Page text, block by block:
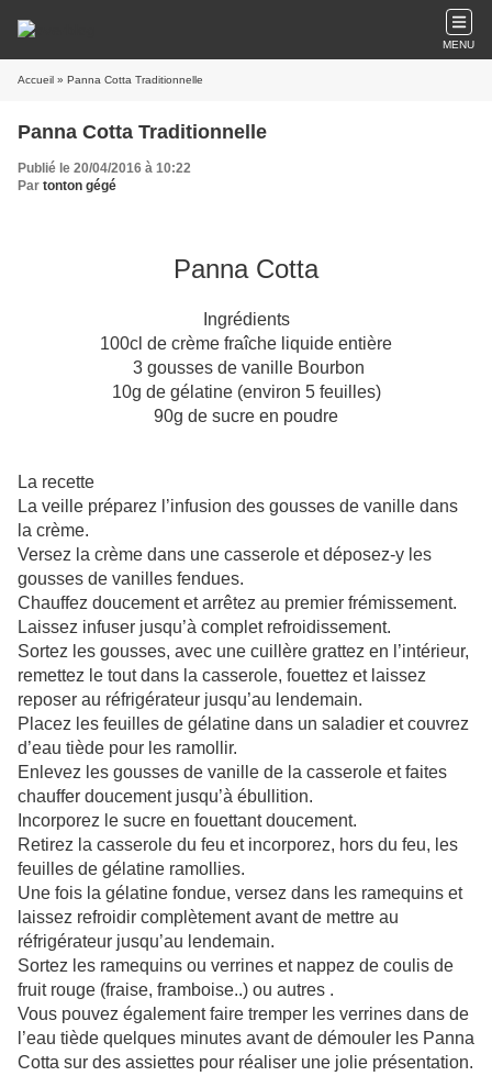
MENU
Accueil » Panna Cotta Traditionnelle
Panna Cotta Traditionnelle
Publié le 20/04/2016 à 10:22
Par tonton gégé
Panna Cotta
Ingrédients
100cl de crème fraîche liquide entière
3 gousses de vanille Bourbon
10g de gélatine (environ 5 feuilles)
90g de sucre en poudre
La recette
La veille préparez l’infusion des gousses de vanille dans
la crème.
Versez la crème dans une casserole et déposez-y les
gousses de vanilles fendues.
Chauffez doucement et arrêtez au premier frémissement.
Laissez infuser jusqu’à complet refroidissement.
Sortez les gousses, avec une cuillère grattez en l’intérieur,
remettez le tout dans la casserole, fouettez et laissez
reposer au réfrigérateur jusqu’au lendemain.
Placez les feuilles de gélatine dans un saladier et couvrez
d’eau tiède pour les ramollir.
Enlevez les gousses de vanille de la casserole et faites
chauffer doucement jusqu’à ébullition.
Incorporez le sucre en fouettant doucement.
Retirez la casserole du feu et incorporez, hors du feu, les
feuilles de gélatine ramollies.
Une fois la gélatine fondue, versez dans les ramequins et
laissez refroidir complètement avant de mettre au
réfrigérateur jusqu’au lendemain.
Sortez les ramequins ou verrines et nappez de coulis de
fruit rouge (fraise, framboise..) ou autres .
Vous pouvez également faire tremper les verrines dans de
l’eau tiède quelques minutes avant de démouler les Panna
Cotta sur des assiettes pour réaliser une jolie présentation.